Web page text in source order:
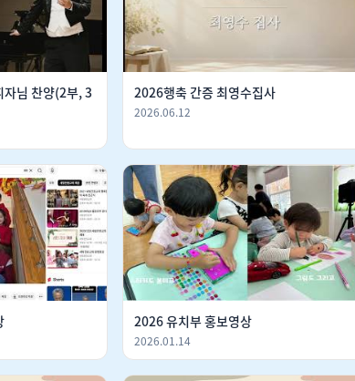
찬양(2부, 3
2026행축 간증 최영수집사
2026.06.12
2026 유치부 홍보영상
2026.01.14